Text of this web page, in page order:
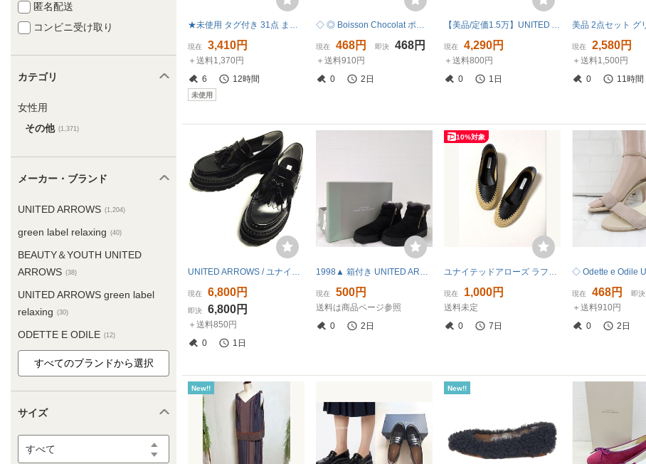
匿名配送
コンビニ受け取り
カテゴリ
女性用
その他 (1,371)
メーカー・ブランド
UNITED ARROWS (1,204)
green label relaxing (40)
BEAUTY＆YOUTH UNITED
ARROWS (38)
UNITED ARROWS green label
relaxing (30)
ODETTE E ODILE (12)
サイズ
すべて
★未使用 タグ付き 31点 まとめ ROPE PICNIC UNITED ARROWS COTOO トップス ボトムス ワンピース アウター サイズMIX レディース 卸 現状品
現在 3,410円
＋送料1,370円
6
12時間
未使用
◇ ◎ Boisson Chocolat ポインテッドトゥ リボン パンプス バレエ シューズ サイズ23.0cm ブラック レディース P
現在 468円 即決 468円
＋送料910円
0
2日
【美品/定価1.5万】UNITED ARROWS BEAUTY&YOUTH*レザービッグメッシュスライダーサンダル 38/24*オフ白0626(sh7-2606-96)【40G62】
現在 4,290円
＋送料800円
0
1日
現在 2,580円
＋送料1,500円
0
11時間
UNITED ARROWS / ユナイテッドアローズ スタッズ キルトタッセルローファー 36 (23cm相当)(ウィメンズ)【中古】9l-1-015
現在 6,800円
即決 6,800円
＋送料850円
0
1日
1998▲ 箱付き UNITED ARROWS ユナイテッドアローズ レディース サイズM ハイカットウォームスニーカー ブラック靴シューズ ショートブーツ
現在 500円
送料は商品ページ参照
0
2日
10%対象
ユナイテッドアローズ ラフィア×レザー フラット パンプス 36
現在 1,000円
送料未定
0
7日
現在 468円 即決
＋送料910円
0
2日
New!! New!!